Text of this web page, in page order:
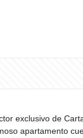
exclusivo de
apartamento